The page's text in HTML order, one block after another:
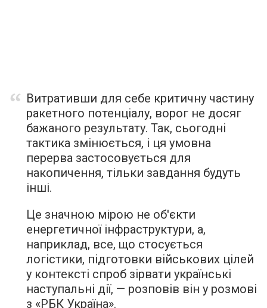
Витративши для себе критичну частину
ракетного потенціалу, ворог не досяг
бажаного результату. Так, сьогодні
тактика змінюється, і ця умовна
перерва застосовується для
накопичення, тільки завдання будуть
інші.
Це значною мірою не об'єкти
енергетичної інфраструктури, а,
наприклад, все, що стосується
логістики, підготовки військових цілей
у контексті спроб зірвати українські
наступальні дії, — розповів він у розмові
з «РБК Україна».